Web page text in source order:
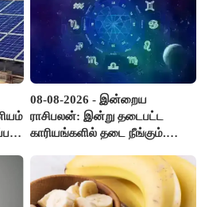
08-08-2026 - இன்றைய
ராசிபலன்: இன்று தடைபட்ட
காரியங்களில் தடை நீங்கும்.
இருக்கும். ஆன்மீக எண்ணம்
அதிகரிக்கும்..!